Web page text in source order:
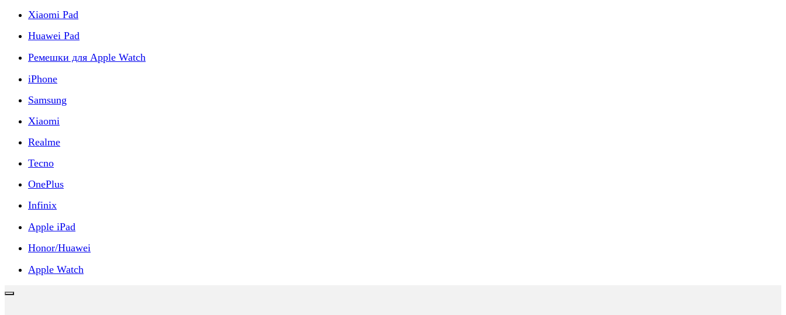
Xiaomi Pad
Huawei Pad
Ремешки для Apple Watch
iPhone
Samsung
Xiaomi
Realme
Tecno
OnePlus
Infinix
Apple iPad
Honor/Huawei
Apple Watch